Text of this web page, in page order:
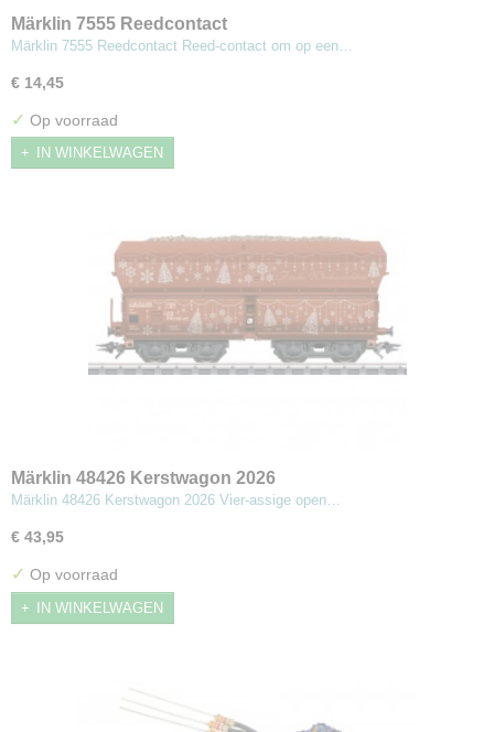
Märklin 7555 Reedcontact
Märklin 7555 Reedcontact Reed-contact om op een…
€ 14,45
✓ Op voorraad
IN WINKELWAGEN
Märklin 48426 Kerstwagon 2026
Märklin 48426 Kerstwagon 2026 Vier-assige open…
€ 43,95
✓ Op voorraad
IN WINKELWAGEN